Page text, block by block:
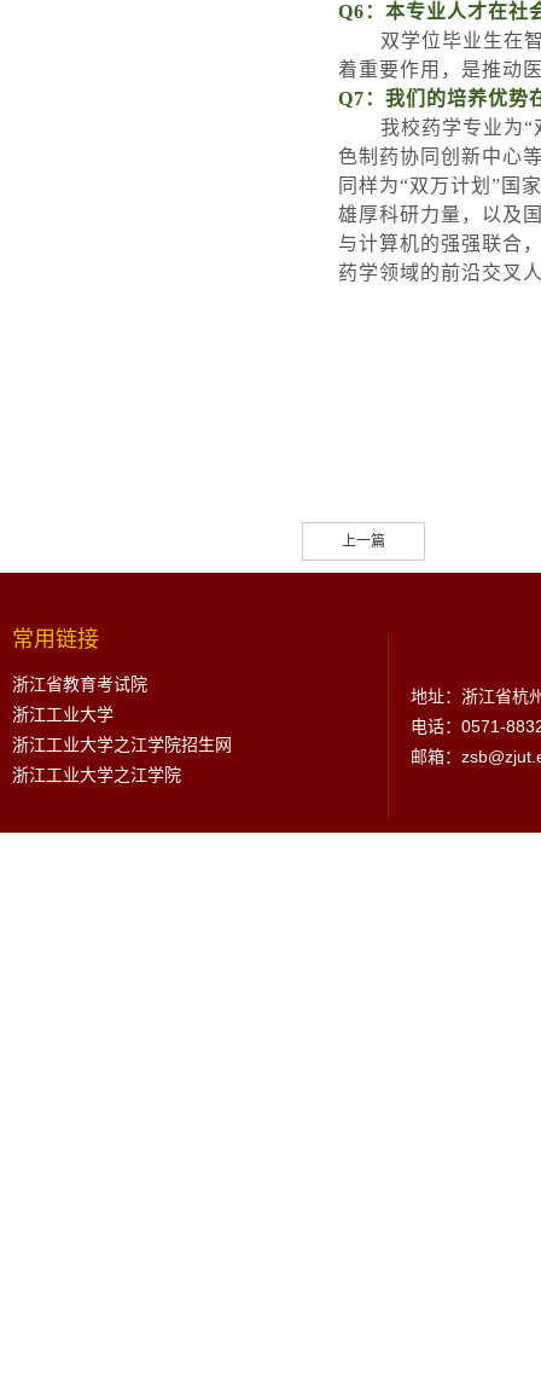
Q6：本专业人才在社
双学位毕业生在
着重要作用，是推动
Q7：我们的培养优势
我校药学专业为“
色制药协同创新中心
同样为“双万计划 ” 国
雄厚科研力量，以及
与计算机的强强联合
药学领域的前沿交叉
上一篇
常用链接
浙江省教育考试院
浙江工业大学
浙江工业大学之江学院招生网
浙江工业大学之江学院
地址：浙江省杭
电话：0571-
邮箱：